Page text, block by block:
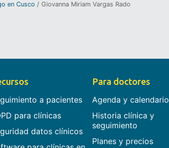
en Cusco Giovanna Miriam Vargas Rado
a pacientes
para clínicas
datos clínicos
Para doctores
Agenda y calendario
Historia clínica y
seguimiento
Planes y precios